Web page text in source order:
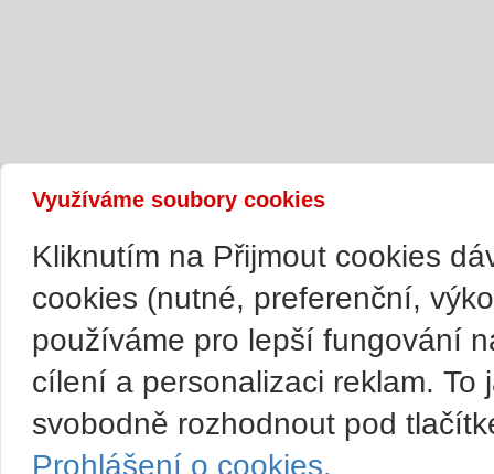
Využíváme soubory cookies
Kliknutím na Přijmout cookies
cookies (nutné, preferenční,
používáme pro lepší fungování
cílení a personalizaci reklam. To
svobodně rozhodnout pod
Prohlášení o cookies.